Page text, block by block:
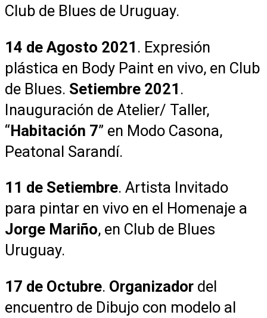
Club de Blues de Uruguay.
14 de Agosto 2021 . Expresión
plástica en Body Paint en vivo, en Club
de Blues. Setiembre 2021 .
Inauguración de Atelier/ Taller,
“Habitación 7” en Modo Casona,
Peatonal Sarandí.
11 de Setiembre. Artista Invitado
para pintar en vivo en el Homenaje a
Jorge Mariño, en Club de Blues
Uruguay.
17 de Octubre. Organizador del
encuentro de Dibujo con modelo al